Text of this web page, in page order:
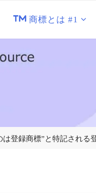
商標とは #1
登録商標”と特記される